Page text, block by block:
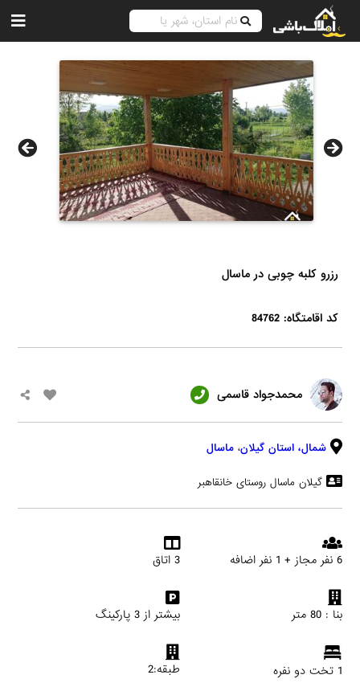
رزرو کلبه چوبی در ماسال
کد اقامتگاه: 84762
محمدجواد قاسمی
شمال، استان گیلان، ماسال
گیلان ماسال روستای خانقاهبر
6 نفر مجاز + 1 نفر اضافه 3 اتاق
بنا : 80 متر بیشتر از 3 پارکینگ
1 تخت دو نفره طبقه:2